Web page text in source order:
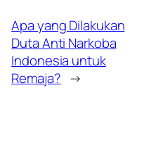
Apa yang Dilakukan
Duta Anti Narkoba
Indonesia untuk
Remaja? →